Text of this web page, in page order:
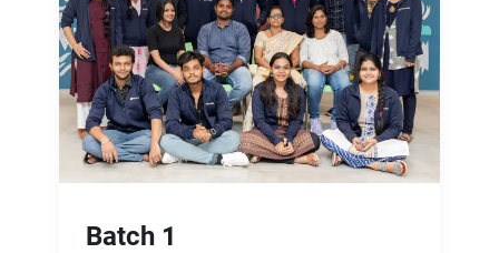
Batch 1